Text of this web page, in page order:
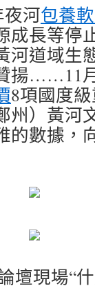
河包養
成長等停
河道域生
揚……11
8項國度
州）黃河
的數據，
壇現場“